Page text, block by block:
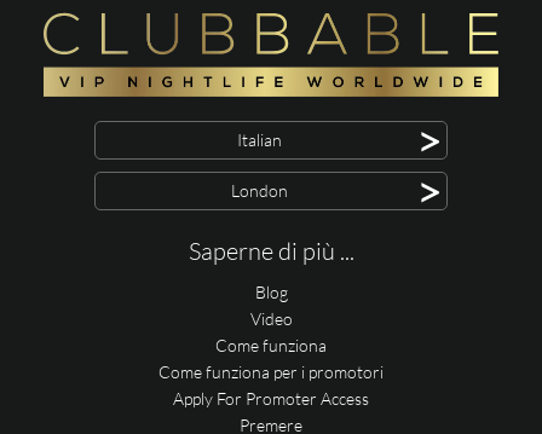
Italian >
London >
Saperne di più ...
Blog
Video
Come funziona
Come funziona per i promotori
Apply For Promoter Access
Premere